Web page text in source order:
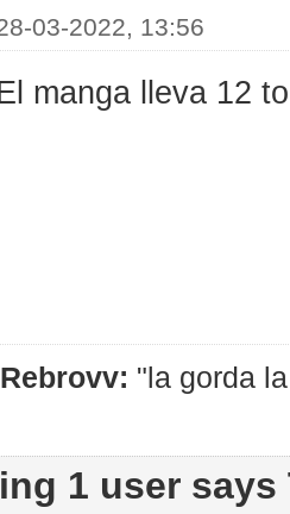
03-2022, 13:56
manga lleva 12
Rebrovv: "la gorda
1 user